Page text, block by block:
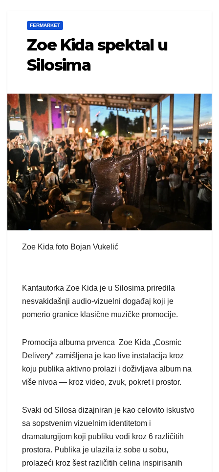
FERMARKET
Zoe Kida spektal u
Silosima
Zoe Kida foto Bojan Vukelić
Kantautorka Zoe Kida je u Silosima priredila
nesvakidašnji audio-vizuelni događaj koji je
pomerio granice klasične muzičke promocije.
Promocija albuma prvenca Zoe Kida „Cosmic
Delivery“ zamišljena je kao live instalacija kroz
koju publika aktivno prolazi i doživljava album na
više nivoa — kroz video, zvuk, pokret i prostor.
Svaki od Silosa dizajniran je kao celovito iskustvo
sa sopstvenim vizuelnim identitetom i
dramaturgijom koji publiku vodi kroz 6 različitih
prostora. Publika je ulazila iz sobe u sobu,
prolazeći kroz šest različitih celina inspirisanih